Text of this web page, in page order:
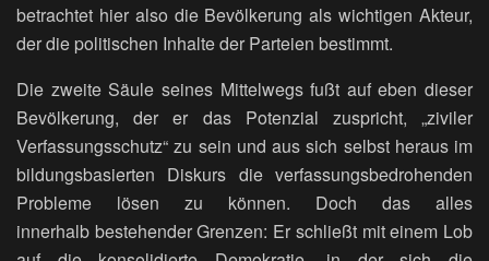
betrachtet hier also die Bevölkerung als wichtigen Akteur,
der die politischen Inhalte der Parteien bestimmt.
Die zweite Säule seines Mittelwegs fußt auf eben dieser
Bevölkerung, der er das Potenzial zuspricht, „ziviler
Verfassungsschutz“ zu sein und aus sich selbst heraus im
bildungsbasierten Diskurs die verfassungsbedrohenden
Probleme lösen zu können. Doch das alles
innerhalb bestehender Grenzen: Er schließt mit einem Lob